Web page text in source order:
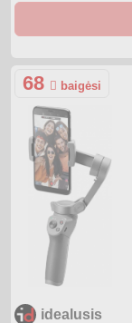
68 baigėsi
idealusis